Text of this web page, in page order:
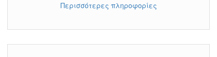
Περισσότερες πληροφορίες